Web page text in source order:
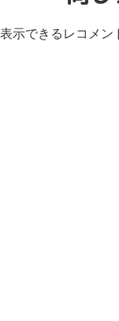
表示できるレコメン